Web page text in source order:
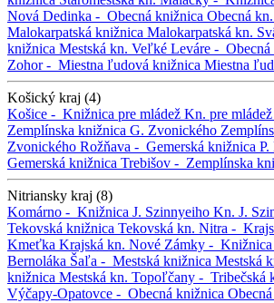
Nová Dedinka - Obecná knižnica Obecná kn.
Malokarpatská knižnica Malokarpatská kn.
knižnica Mestská kn. Veľké Leváre -
Zohor - Miestna ľudová knižnica Miestna
Košický kraj (4)
Košice - Knižnica pre mládež Kn. pre mládež
Zemplínska knižnica G. Zvonického
Zvonického Rožňava - Gemerská knižnica
Gemerská knižnica Trebišov - Zemplínska
Nitriansky kraj (8)
Komárno - Knižnica J. Szinnyeiho Kn. J.
Tekovská knižnica Tekovská kn. Nitra -
Kmeťka Krajská kn. Nové Zámky -
Bernoláka Šaľa - Mestská knižnica Mestská
knižnica Mestská kn. Topoľčany - Tribečská
Výčapy-Opatovce - Obecná knižnica